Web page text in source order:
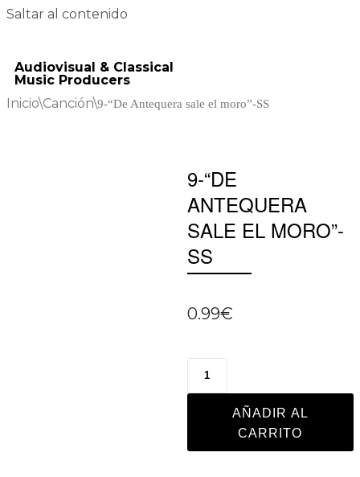
Saltar al contenido
Audiovisual & Classical
Music Producers
Inicio\Canción\9-“De Antequera sale el moro”-SS
9-“DE
ANTEQUERA
SALE EL MORO”-
SS
0.99€
AÑADIR AL
CARRITO